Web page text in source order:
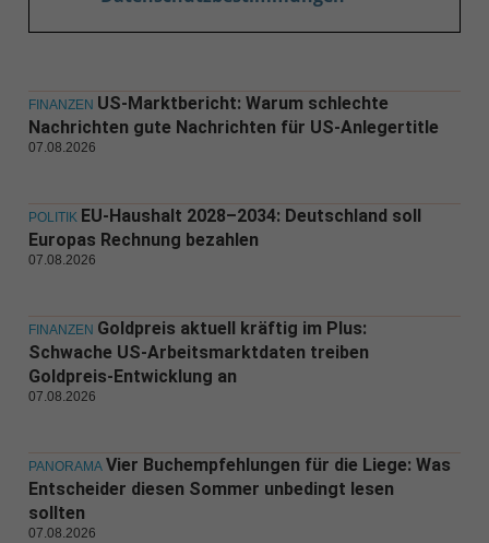
FINANZEN US-Marktbericht: Warum schlechte
Nachrichten gute Nachrichten für US-Anlegertitle
07.08.2026
POLITIK EU-Haushalt 2028–2034: Deutschland soll
Europas Rechnung bezahlen
07.08.2026
FINANZEN Goldpreis aktuell kräftig im Plus:
Schwache US-Arbeitsmarktdaten treiben
Goldpreis-Entwicklung an
07.08.2026
PANORAMA Vier Buchempfehlungen für die Liege: Was
Entscheider diesen Sommer unbedingt lesen
sollten
07.08.2026